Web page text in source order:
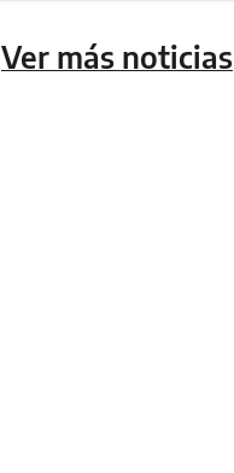
Ver más noticias